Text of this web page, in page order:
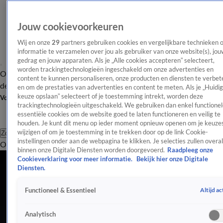
OverzichtAfleveringen Entertainment TV Algemeen
Tip
de redactieNieuwsbrief
Volg Shownieuws
Zoeken
OverzichtEntertainmentSpraakmakendRealityCrimeVideo's
Alle Evenementen Artikelen
'Ongelooflijk: duizenden Nederlanders voor songfestival naar Wenen'
Hannah Mae in voorprogramma Suzan & Freek GelreDome-shows
Jarige koning Willem-Alexander (59) bedankt Dokkum voor 'onvergetelijke Koningsdag'
Jouw cookievoorkeuren
Wij en onze 29 partners gebruiken cookies en vergelijkbare technieken
informatie te verzamelen over jou als gebruiker van onze website(s),
gedrag en jouw apparaten. Als je „Alle cookies accepteren” selecteert,
worden trackingtechnologieën ingeschakeld om onze advertenties en
content te kunnen personaliseren, onze producten en diensten te
en om de prestaties van advertenties en content te meten. Als je
keuze opslaan” selecteert of je toestemming intrekt, worden deze
trackingtechnologieën uitgeschakeld. We gebruiken dan enkel
essentiële cookies om de website goed te laten functioneren en veilig te
houden. Je kunt dit menu op ieder moment opnieuw openen om je
wijzigen of om je toestemming in te trekken door op de link Cookie-
instellingen onder aan de webpagina te klikken. Je selecties zullen overal
binnen onze Digitale Diensten worden doorgevoerd. Raadpleeg onze
Cookieverklaring voor meer informatie.
Bekijk hier onze Digitale
Diensten.
Functioneel & Essentieel Altijd
Analytisch